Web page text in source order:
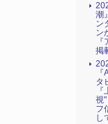
潮
ン
ン
掲
タ
視
フ
し